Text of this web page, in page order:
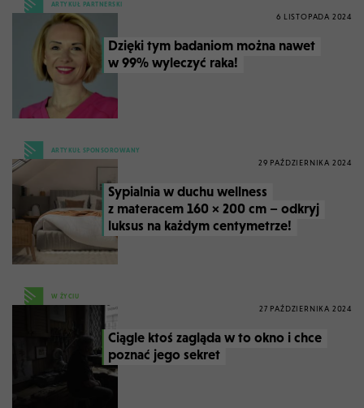
ARTYKUŁ PARTNERSKI
6 LISTOPADA 2024
Dzięki tym badaniom można nawet
w 99% wyleczyć raka!
ARTYKUŁ SPONSOROWANY
29 PAŹDZIERNIKA 2024
Sypialnia w duchu wellness
z materacem 160 × 200 cm – odkryj
luksus na każdym centymetrze!
W ŻYCIU
27 PAŹDZIERNIKA 2024
Ciągle ktoś zagląda w to okno i chce
poznać jego sekret